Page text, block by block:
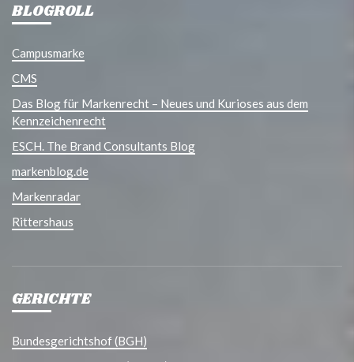
BLOGROLL
Campusmarke
CMS
Das Blog für Markenrecht – Neues und Kurioses aus dem
Kennzeichenrecht
ESCH. The Brand Consultants Blog
markenblog.de
Markenradar
Rittershaus
GERICHTE
Bundesgerichtshof (BGH)